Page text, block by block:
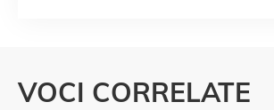
VOCI CORRELATE